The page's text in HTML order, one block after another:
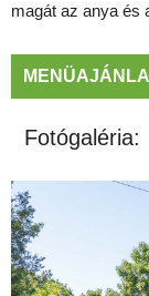
magát az anya és
Fotógaléria: